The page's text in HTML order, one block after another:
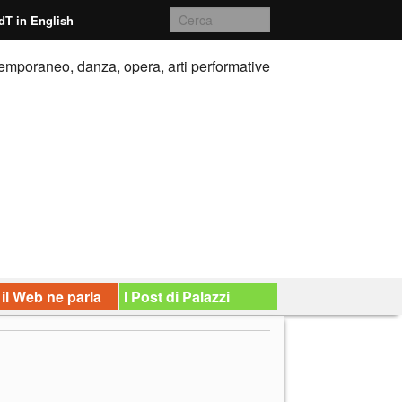
in English
danza, opera, arti performative
Web ne parla I Post di Palazzi